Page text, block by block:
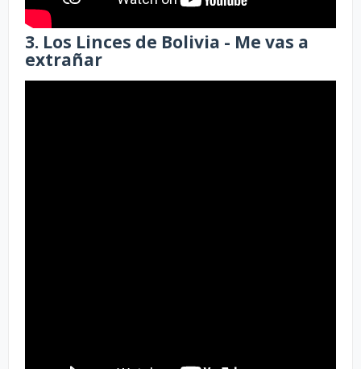
3. Los Linces de Bolivia - Me vas a
extrañar